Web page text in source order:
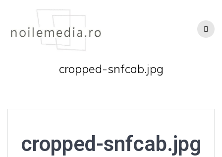
cropped-snfcab.jpg
cropped-snfcab.jpg